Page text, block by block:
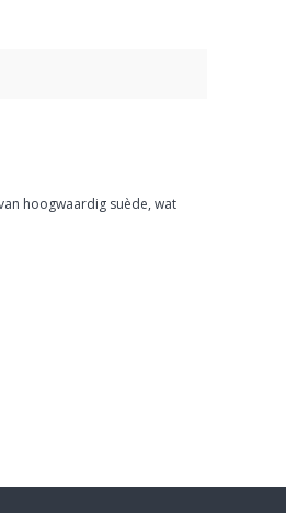
hoogwaardig suède, wat